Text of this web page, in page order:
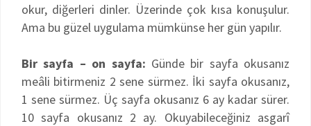
okur, diğerleri dinler. Üzerinde çok kısa konuşulur.
Ama bu güzel uygulama mümkünse her gün yapılır.
Bir sayfa – on sayfa: Günde bir sayfa okusanız
meâli bitirmeniz 2 sene sürmez. İki sayfa okusanız,
1 sene sürmez. Üç sayfa okusanız 6 ay kadar sürer.
10 sayfa okusanız 2 ay. Okuyabileceğiniz asgarî